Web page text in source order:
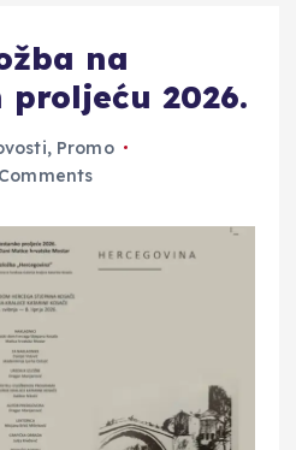
na
proljeću 2026.
, Promo